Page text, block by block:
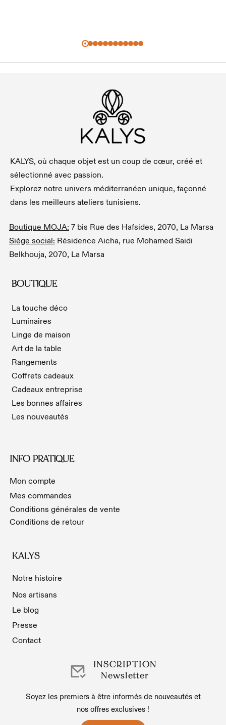
KALYS, où chaque objet est un coup de cœur, créé et
sélectionné avec passion.
Explorez notre univers méditerranéen unique, façonné
dans les meilleurs ateliers tunisiens.
Boutique MOJA: 7 bis Rue des Hafsides, 2070, La Marsa
Siège social: Résidence Aicha, rue Mohamed Saidi
Belkhouja, 2070, La Marsa
BOUTIQUE
La touche déco
Luminaires
Linge de maison
Art de la table
Rangements
Coffrets cadeaux
Cadeaux entreprise
Les bonnes affaires
Les nouveautés
INFO PRATIQUE
Mon compte
Mes commandes
Conditions générales de vente
Conditions de retour
KALYS
Notre histoire
Nos artisans
Le blog
Presse
Contact
INSCRIPTION
Newsletter
Soyez les premiers à être informés de nouveautés et
nos offres exclusives !